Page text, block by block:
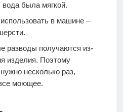
была мягкой.
в машине –
разводы получаются из-
изделия. Поэтому
несколько раз,
моющее.